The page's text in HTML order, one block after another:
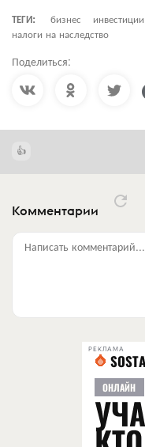
ТЕГИ:
бизнес инвестиции
налоги на наследство
Поделиться:
Комментарии
Написать комментарий...
РЕКЛАМА